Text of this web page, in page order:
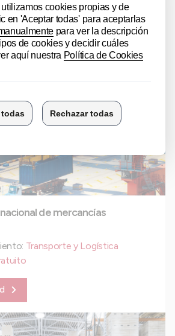
Transporte y Logística
de mercancías
Transporte y Logística